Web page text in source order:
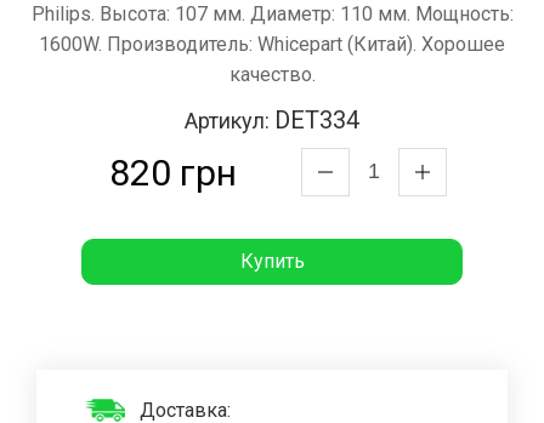
Philips. Высота: 107 мм. Диаметр: 110 мм. Мощность:
1600W. Производитель: Whicepart (Китай). Хорошее
качество.
Артикул: DET334
820 грн
Купить
Доставка: